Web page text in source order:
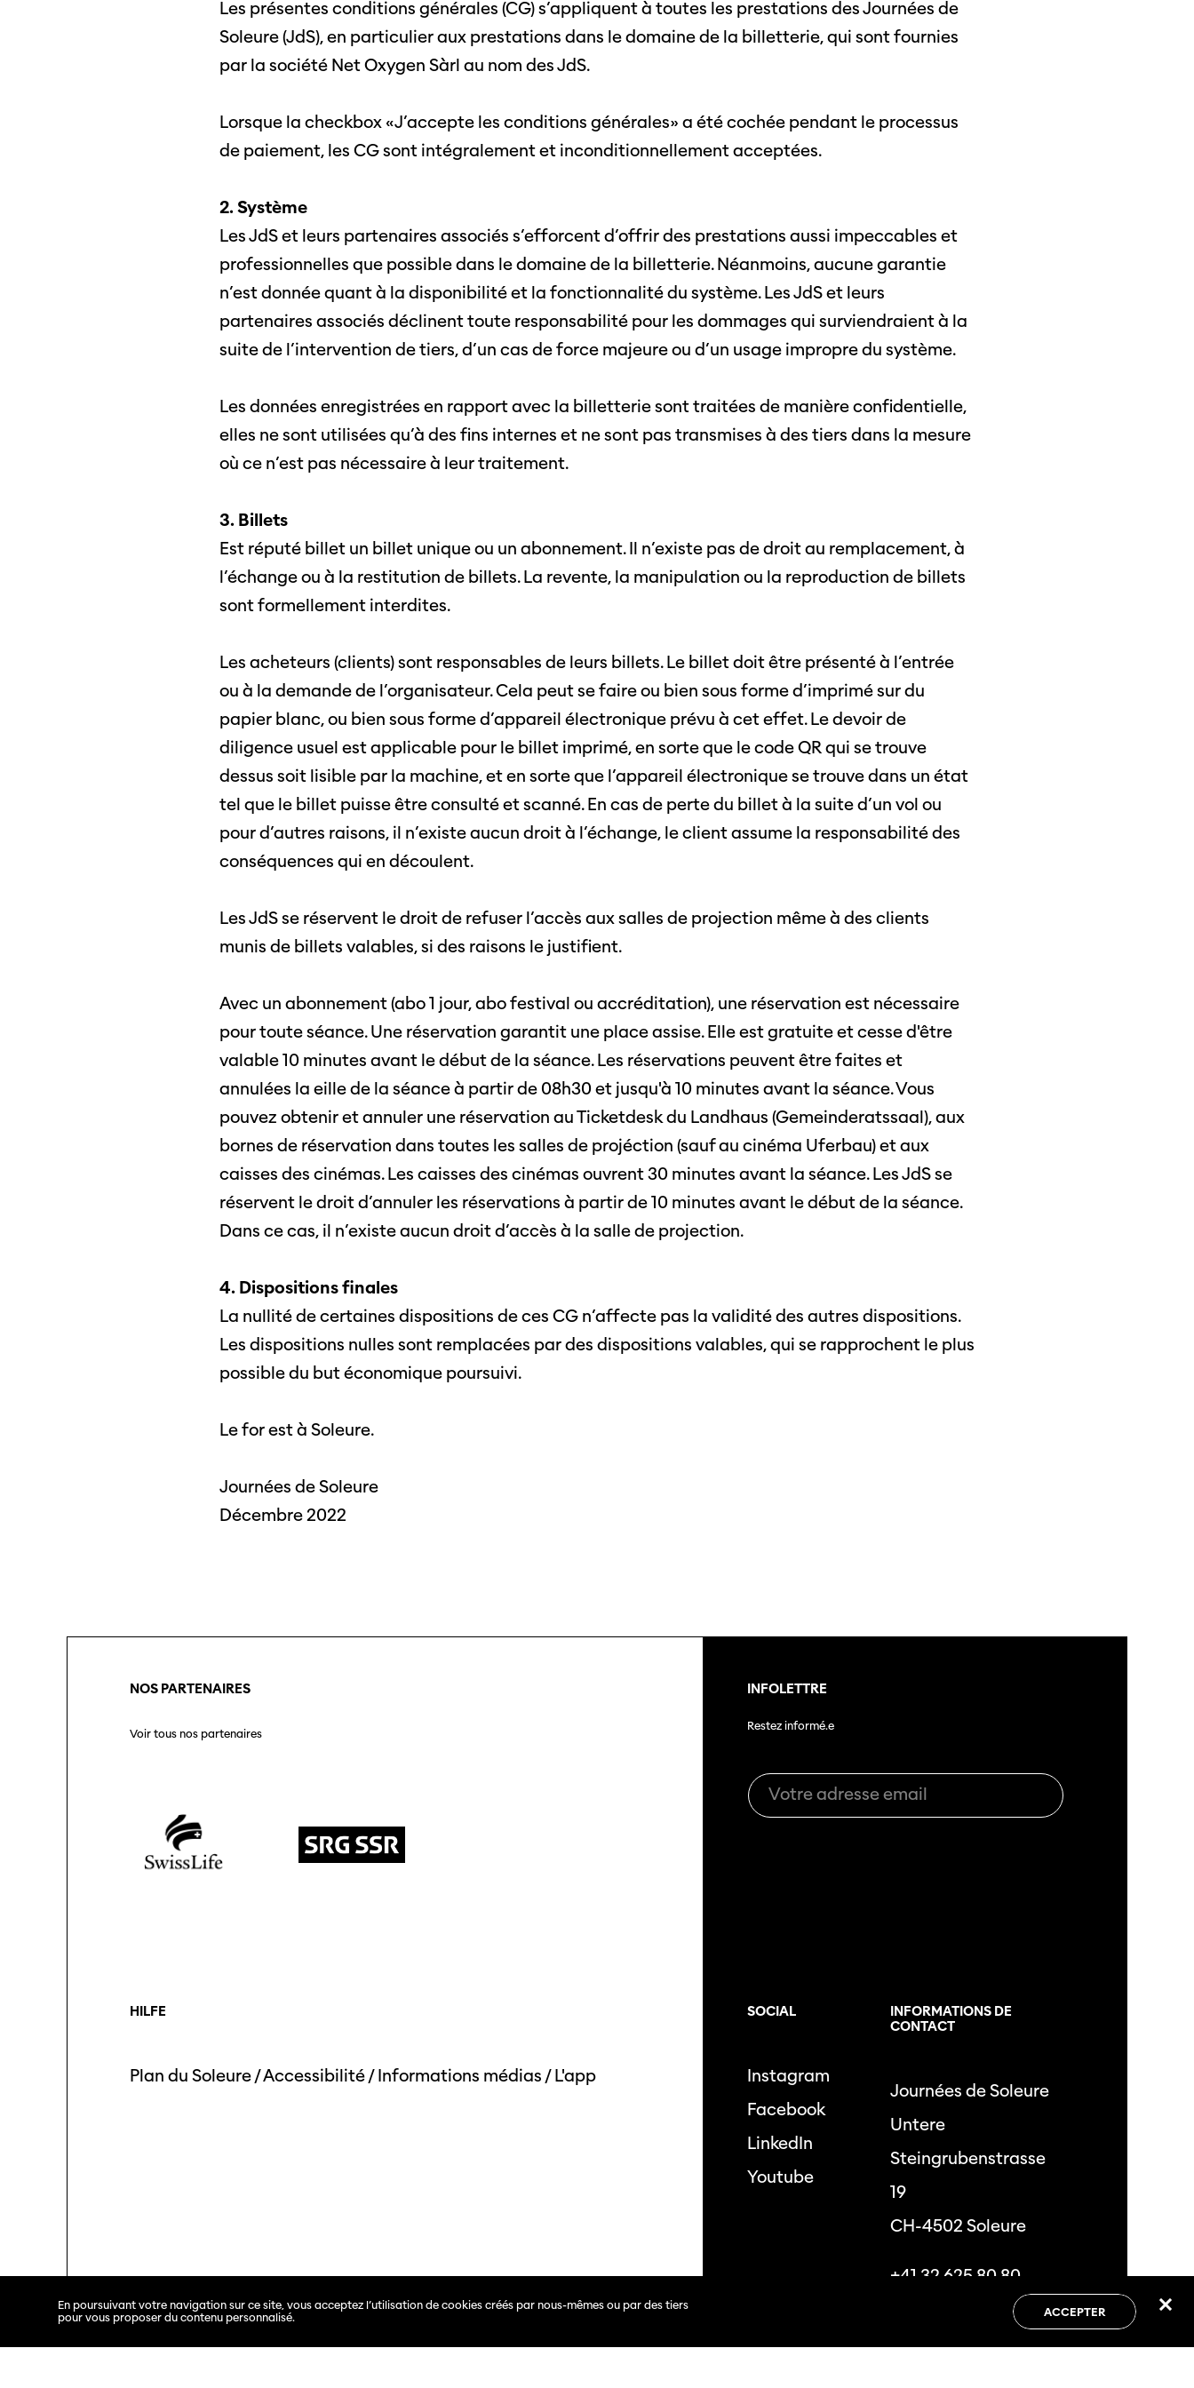
Cette page ne s'affiche pas de manière
optimale avec Internet Explorer. Veuillez
utiliser un autre navigateur.
Programme 61e édition
Prix et Jurys
Partenaires
Informations pratiques
Programmes
précédents
Professionel.le.s
Inscription
des films
Fonds de
Se connecter
Offre aux
professionnels
Appels à
projets
Médias
Informations
médias
Magazine
Podcast
Réseaux sociaux
Instagram
Facebook
Journées de Soleure
À propos
Équipe
Durabilité
Membres
Rapports annuels
Les présentes conditions générales (CG) s’appliquent à toutes les prestations des Journées de
Soleure (JdS), en particulier aux prestations dans le domaine de la billetterie, qui sont fournies
par la société Net Oxygen Sàrl au nom des JdS.
Lorsque la checkbox «J’accepte les conditions générales» a été cochée pendant le processus
de paiement, les CG sont intégralement et inconditionnellement acceptées.
2. Système
Les JdS et leurs partenaires associés s’efforcent d’offrir des prestations aussi impeccables et
professionnelles que possible dans le domaine de la billetterie. Néanmoins, aucune garantie
n’est donnée quant à la disponibilité et la fonctionnalité du système. Les JdS et leurs
partenaires associés déclinent toute responsabilité pour les dommages qui surviendraient à la
suite de l’intervention de tiers, d’un cas de force majeure ou d’un usage impropre du système.
Les données enregistrées en rapport avec la billetterie sont traitées de manière confidentielle,
elles ne sont utilisées qu’à des fins internes et ne sont pas transmises à des tiers dans la mesure
où ce n’est pas nécessaire à leur traitement.
3. Billets
Est réputé billet un billet unique ou un abonnement. Il n’existe pas de droit au remplacement, à
l’échange ou à la restitution de billets. La revente, la manipulation ou la reproduction de billets
sont formellement interdites.
Les acheteurs (clients) sont responsables de leurs billets. Le billet doit être présenté à l’entrée
ou à la demande de l’organisateur. Cela peut se faire ou bien sous forme d’imprimé sur du
papier blanc, ou bien sous forme d’appareil électronique prévu à cet effet. Le devoir de
diligence usuel est applicable pour le billet imprimé, en sorte que le code QR qui se trouve
dessus soit lisible par la machine, et en sorte que l’appareil électronique se trouve dans un état
tel que le billet puisse être consulté et scanné. En cas de perte du billet à la suite d’un vol ou
pour d’autres raisons, il n’existe aucun droit à l’échange, le client assume la responsabilité des
conséquences qui en découlent.
Les JdS se réservent le droit de refuser l’accès aux salles de projection même à des clients
munis de billets valables, si des raisons le justifient.
Avec un abonnement (abo 1 jour, abo festival ou accréditation), une réservation est nécessaire
pour toute séance. Une réservation garantit une place assise. Elle est gratuite et cesse d'être
valable 10 minutes avant le début de la séance. Les réservations peuvent être faites et
annulées la eille de la séance à partir de 08h30 et jusqu'à 10 minutes avant la séance. Vous
pouvez obtenir et annuler une réservation au Ticketdesk du Landhaus (Gemeinderatssaal), aux
bornes de réservation dans toutes les salles de projéction (sauf au cinéma Uferbau) et aux
caisses des cinémas. Les caisses des cinémas ouvrent 30 minutes avant la séance. Les JdS se
réservent le droit d’annuler les réservations à partir de 10 minutes avant le début de la séance.
Dans ce cas, il n’existe aucun droit d’accès à la salle de projection.
4. Dispositions finales
La nullité de certaines dispositions de ces CG n’affecte pas la validité des autres dispositions.
Les dispositions nulles sont remplacées par des dispositions valables, qui se rapprochent le plus
possible du but économique poursuivi.
Le for est à Soleure.
Journées de Soleure
Décembre 2022
NOS PARTENAIRES
Voir tous nos partenaires
INFOLETTRE
Restez informé.e
HILFE
Plan du Soleure/Accessibilité/Informations médias /L'app
SOCIAL
Instagram
Facebook
LinkedIn
Youtube
INFORMATIONS DE
CONTACT
Journées de Soleure
Untere
Steingrubenstrasse
19
CH-4502 Soleure
+41 32 625 80 80
info@journeesdesoleure.ch
En poursuivant votre navigation sur ce site, vous acceptez l’utilisation de cookies créés par nous-mêmes ou par des tiers
pour vous proposer du contenu personnalisé.
ACCEPTER